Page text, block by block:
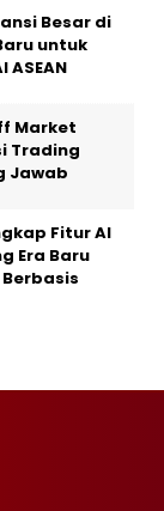
Besar di
untuk
Market
Trading
Jawab
Fitur AI
Era Baru